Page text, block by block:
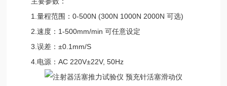
1.量程范围：0-500N (300N 1000N 2000N 可选)
2.速度：1-500mm/min 可任意设定
3.误差：±0.1mm/S
4.电源：AC 220V±22V, 50Hz